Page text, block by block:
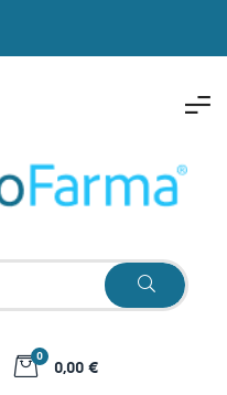
0
0,00 €